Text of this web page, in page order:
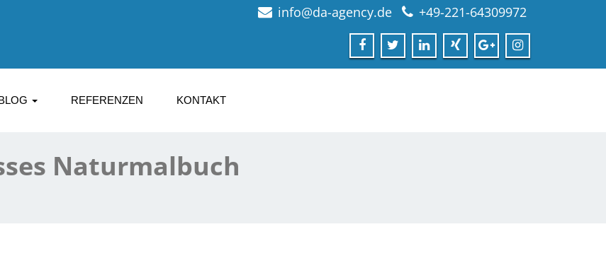
info@da-agency.de +49-221-64309972
REFERENZEN KONTAKT
Naturmalbuch